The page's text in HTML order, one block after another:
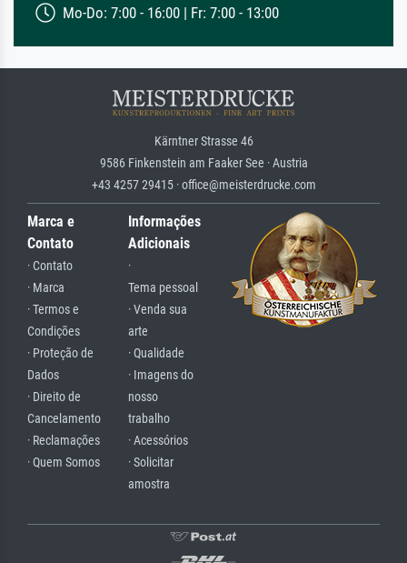
Mo-Do: 7:00 - 16:00 | Fr: 7:00 - 13:00
Kärntner Strasse 46
9586 Finkenstein am Faaker See · Austria
+43 4257 29415 · office@meisterdrucke.com
Marca e
Contato
· Contato
· Marca
· Termos e
Condições
· Proteção de
Dados
· Direito de
Cancelamento
· Reclamações
· Quem Somos
Informações
Adicionais
·
Tema pessoal
· Venda sua
arte
· Qualidade
· Imagens do
nosso
trabalho
· Acessórios
· Solicitar
amostra